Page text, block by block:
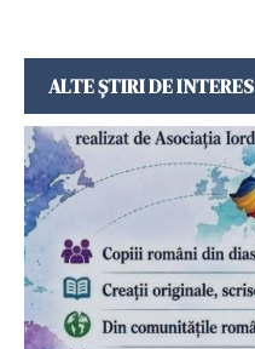
ALTE ȘTIRI DE INTERES